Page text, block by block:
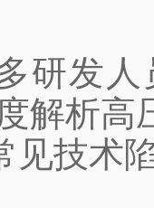
发人员
解析
见技术